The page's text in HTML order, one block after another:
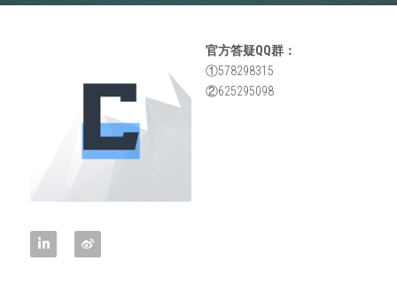
官方答疑QQ群：
①578298315
②625295098